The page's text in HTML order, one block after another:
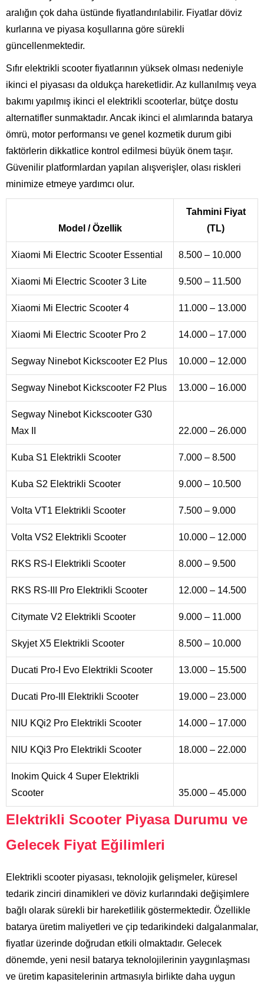
aralığın çok daha üstünde fiyatlandırılabilir. Fiyatlar döviz
kurlarına ve piyasa koşullarına göre sürekli
güncellenmektedir.
Sıfır elektrikli scooter fiyatlarının yüksek olması nedeniyle
ikinci el piyasası da oldukça hareketlidir. Az kullanılmış veya
bakımı yapılmış ikinci el elektrikli scooterlar, bütçe dostu
alternatifler sunmaktadır. Ancak ikinci el alımlarında batarya
ömrü, motor performansı ve genel kozmetik durum gibi
faktörlerin dikkatlice kontrol edilmesi büyük önem taşır.
Güvenilir platformlardan yapılan alışverişler, olası riskleri
minimize etmeye yardımcı olur.
Model / Özellik
Tahmini Fiyat
(TL)
Xiaomi Mi Electric Scooter Essential 8.500 – 10.000
Xiaomi Mi Electric Scooter 3 Lite 9.500 – 11.500
Xiaomi Mi Electric Scooter 4 11.000 – 13.000
Xiaomi Mi Electric Scooter Pro 2 14.000 – 17.000
Segway Ninebot Kickscooter E2 Plus 10.000 – 12.000
Segway Ninebot Kickscooter F2 Plus 13.000 – 16.000
Segway Ninebot Kickscooter G30
Max II
22.000 – 26.000
Kuba S1 Elektrikli Scooter 7.000 – 8.500
Kuba S2 Elektrikli Scooter 9.000 – 10.500
Volta VT1 Elektrikli Scooter 7.500 – 9.000
Volta VS2 Elektrikli Scooter 10.000 – 12.000
RKS RS-I Elektrikli Scooter 8.000 – 9.500
RKS RS-III Pro Elektrikli Scooter 12.000 – 14.500
Citymate V2 Elektrikli Scooter 9.000 – 11.000
Skyjet X5 Elektrikli Scooter 8.500 – 10.000
Ducati Pro-I Evo Elektrikli Scooter 13.000 – 15.500
Ducati Pro-III Elektrikli Scooter 19.000 – 23.000
NIU KQi2 Pro Elektrikli Scooter 14.000 – 17.000
NIU KQi3 Pro Elektrikli Scooter 18.000 – 22.000
Inokim Quick 4 Super Elektrikli
Scooter
35.000 – 45.000
Elektrikli Scooter Piyasa Durumu ve
Gelecek Fiyat Eğilimleri
Elektrikli scooter piyasası, teknolojik gelişmeler, küresel
tedarik zinciri dinamikleri ve döviz kurlarındaki değişimlere
bağlı olarak sürekli bir hareketlilik göstermektedir. Özellikle
batarya üretim maliyetleri ve çip tedarikindeki dalgalanmalar,
fiyatlar üzerinde doğrudan etkili olmaktadır. Gelecek
dönemde, yeni nesil batarya teknolojilerinin yaygınlaşması
ve üretim kapasitelerinin artmasıyla birlikte daha uygun